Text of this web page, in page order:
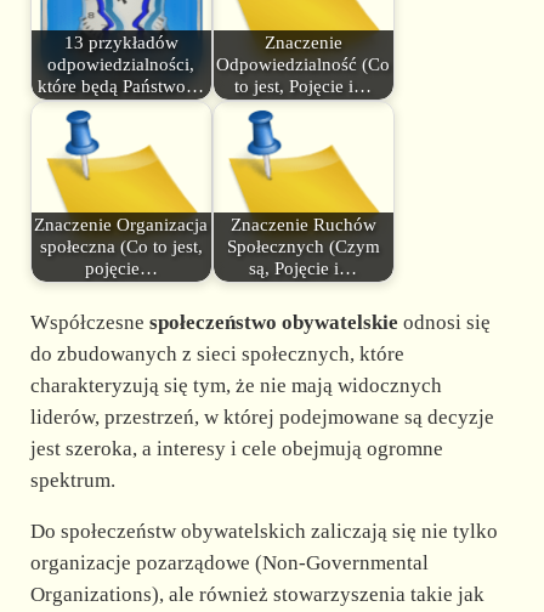
13 przykładów
odpowiedzialności,
które będą Państwo…
Znaczenie
Odpowiedzialność (Co
to jest, Pojęcie i…
Znaczenie Organizacja
społeczna (Co to jest,
pojęcie…
Znaczenie Ruchów
Społecznych (Czym
są, Pojęcie i…
Współczesne społeczeństwo obywatelskie odnosi się
do zbudowanych z sieci społecznych, które
charakteryzują się tym, że nie mają widocznych
liderów, przestrzeń, w której podejmowane są decyzje
jest szeroka, a interesy i cele obejmują ogromne
spektrum.
Do społeczeństw obywatelskich zaliczają się nie tylko
organizacje pozarządowe (Non-Governmental
Organizations), ale również stowarzyszenia takie jak